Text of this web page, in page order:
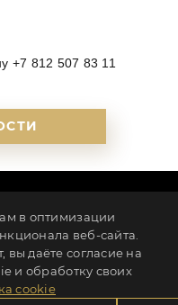
+7 812 507 83 11
ул. Клубная, д. 1
+7 812 507-83-11
КОНФИДЕНЦИАЛЬНОСТИ
в оптимизации
веб-сайта.
вы даёте согласие на
и обработку своих
cookie